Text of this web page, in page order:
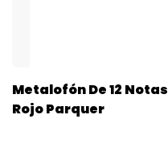
Metalofón De 12 Notas
Rojo Parquer